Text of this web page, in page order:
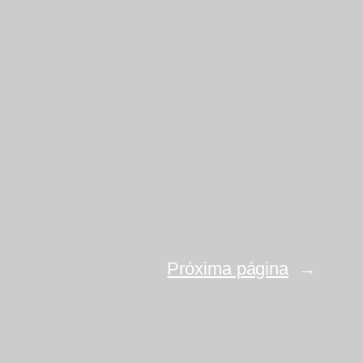
Próxima página →